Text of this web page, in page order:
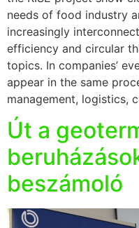
needs of food industry
increasingly
efficiency and circular
topics. In companies’
appear in the same
management, logistics,
Út a
beszámoló